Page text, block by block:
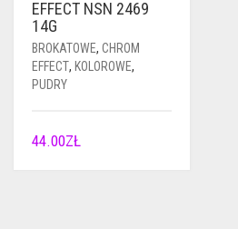
EFFECT NSN 2469
14G
BROKATOWE, CHROM
EFFECT, KOLOROWE,
PUDRY
44.00ZŁ